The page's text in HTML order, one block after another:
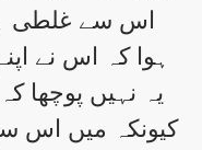
اس سے غلطی
ہوا کہ اس نے
یہ نہیں پوچھا
کیونکہ میں اس